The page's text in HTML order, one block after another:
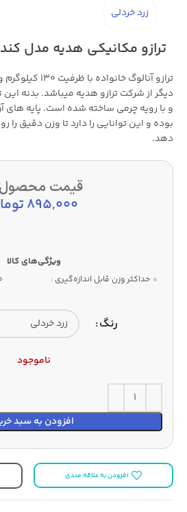
زرد خردلی
ترازو مکانیکی هدیه مدل
دیگر از شرکت ترازو هدیه میباشد. بدنه این
و با رویه چرمی ساخته شده است. پایه های
بوده و این توانایی را دارد تا وزن دقیق
دهد.
قیمت
895,000
حداکثر وزن قابل اندازه‌گیری :
رنگ
ناموجود
افزودن به سبد
افزودن به علاقه مندی